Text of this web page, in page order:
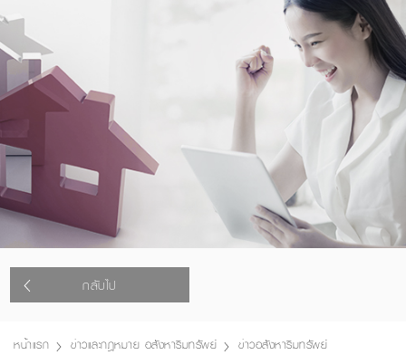
กลับไป
หน้าแรก ข่าวและกฎหมาย อสังหาริมทรัพย์
ข่าวอสังหาริมทรัพย์